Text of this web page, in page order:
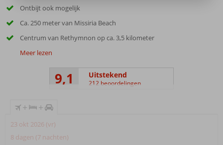
Ontbijt ook mogelijk
Ca. 250 meter van Missiria Beach
Centrum van Rethymnon op ca. 3,5 kilometer
Meer lezen
9,1 Uitstekend
212 beoordelingen
+ +
23 okt 2026 (vr)
8 dagen (7 nachten)